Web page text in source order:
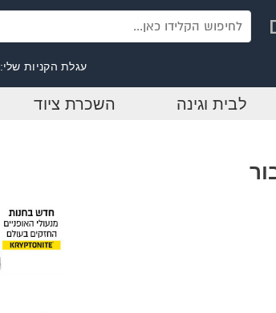
עגלת הקניות שלי:
לבית וגינה השכרת ציוד